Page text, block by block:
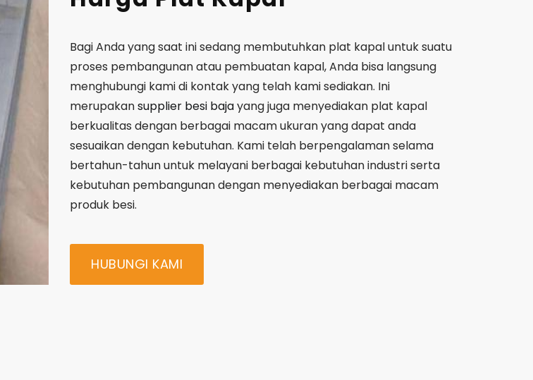
Bagi Anda yang saat ini sedang membutuhkan plat kapal untuk suatu
proses pembangunan atau pembuatan kapal, Anda bisa langsung
menghubungi kami di kontak yang telah kami sediakan. Ini
merupakansupplier besi bajayang juga menyediakan plat kapal
berkualitas dengan berbagai macam ukuran yang dapat anda
sesuaikan dengan kebutuhan. Kami telah berpengalaman selama
bertahun-tahun untuk melayani berbagai kebutuhan industri serta
kebutuhan pembangunan dengan menyediakan berbagai macam
produk besi.
HUBUNGI KAMI